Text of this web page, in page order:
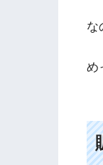
な
め